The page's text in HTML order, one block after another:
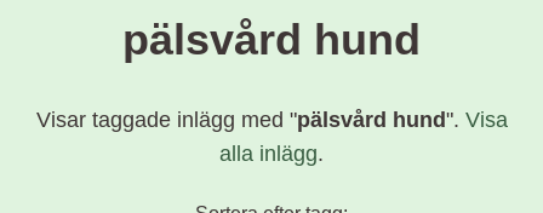
pälsvård hund
Visar taggade inlägg med "pälsvård hund". Visa
alla inlägg.